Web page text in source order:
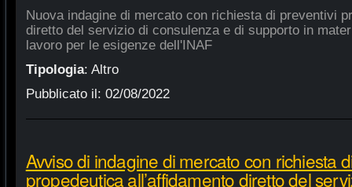
Nuova indagine di mercato con richiesta di preventivi
diretto del servizio di consulenza e di supporto in
lavoro per le esigenze dell'INAF
Tipologia: Altro
Pubblicato il: 02/08/2022
Avviso di indagine di mercato con richiesta
propedeutica all’affidamento diretto del